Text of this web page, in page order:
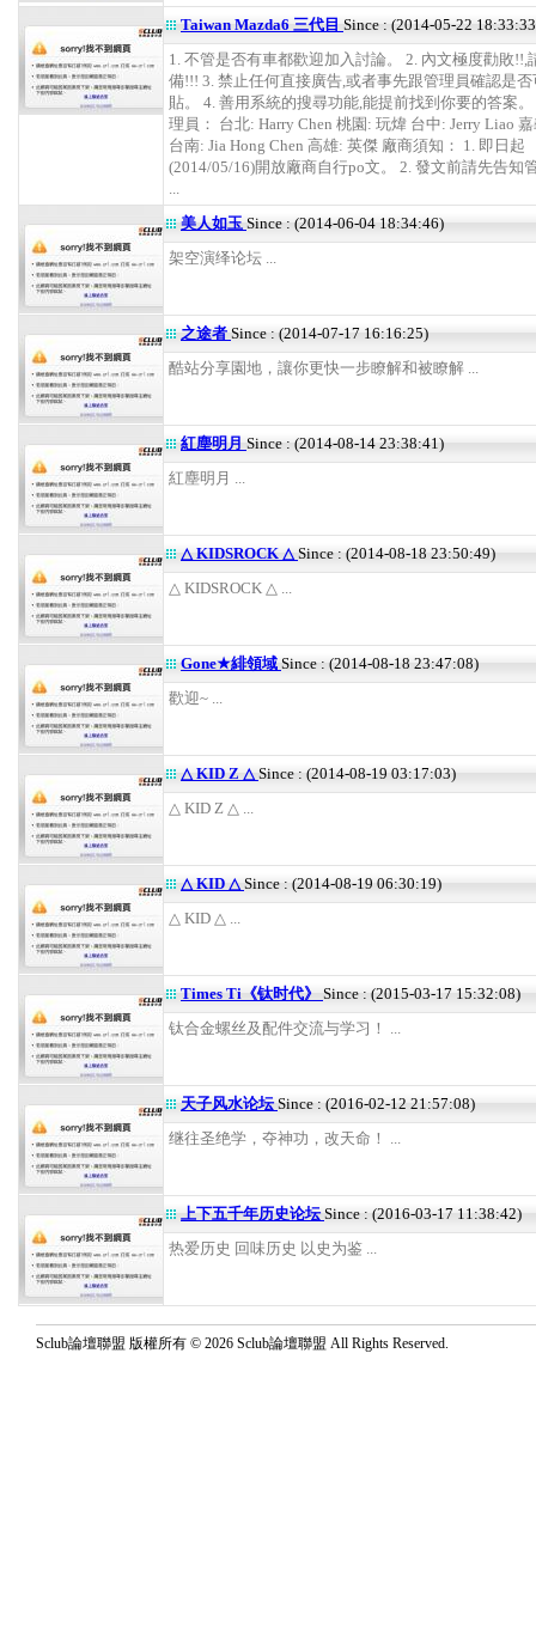
Taiwan Mazda6 三代目 Since : (2014-05-22
1. 不管是否有車都歡迎加入討論。 2. 內文極度勸敗!!,
備!!! 3. 禁止任何直接廣告,或者事先跟管理員確認是
貼。 4. 善用系統的搜尋功能,能提前找到你要的答案
理員： 台北: Harry Chen 桃園: 玩煒 台中: Jerry Liao
台南: Jia Hong Chen 高雄: 英傑 廠商須知： 1. 即日起
(2014/05/16)開放廠商自行po文。 2. 發文前請先告知
...
美人如玉 Since : (2014-06-04 18:34:46)
架空演绎论坛 ...
之途者 Since : (2014-07-17 16:16:25)
酷站分享園地，讓你更快一步瞭解和被瞭解 ...
紅塵明月 Since : (2014-08-14 23:38:41)
紅塵明月 ...
△ KIDSROCK △ Since : (2014-08-18 23:50:49)
△ KIDSROCK △ ...
Gone★緋領域 Since : (2014-08-18 23:47:08)
歡迎~ ...
△ KID Z △ Since : (2014-08-19 03:17:03)
△ KID Z △ ...
△ KID △ Since : (2014-08-19 06:30:19)
△ KID △ ...
Times Ti《钛时代》 Since : (2015-03-17 15:32:08)
钛合金螺丝及配件交流与学习！ ...
天子风水论坛Since : (2016-02-12 21:57:08)
继往圣绝学，夺神功，改天命！ ...
上下五千年历史论坛Since : (2016-03-17 11:38:42)
热爱历史 回味历史 以史为鉴 ...
Sclub論壇聯盟 版權所有 © 2026 Sclub論壇聯盟 All Rights Reserved.